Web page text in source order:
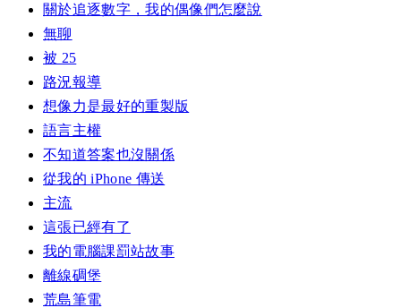
關於追逐數字，我的偶像們怎麼說
無聊
被 25
路況報導
想像力是最好的重製版
語言主權
不知道答案也沒關係
從我的 iPhone 傳送
主流
這張已經有了
我的電腦課罰站故事
離線碉堡
荒島筆電